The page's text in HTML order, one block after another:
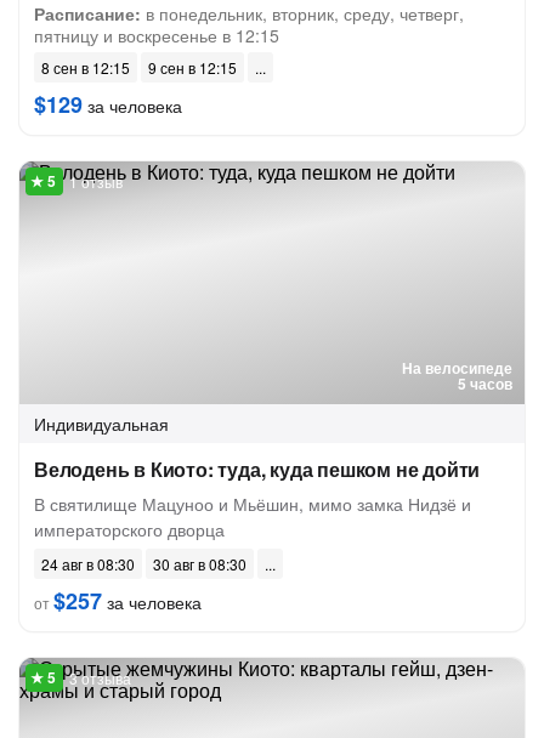
Расписание: в понедельник, вторник, среду, четверг,
пятницу и воскресенье в 12:15
8 сен в 12:15 9 сен в 12:15
$129 за человека
На велосипеде
5 часов
1 отзыв
Индивидуальная
Велодень в Киото: туда, куда пешком не дойти
В святилище Мацуноо и Мьёшин, мимо замка Нидзё и
императорского дворца
24 авг в 08:30
30 авг в 08:30
от$257 за человека
3 отзыва